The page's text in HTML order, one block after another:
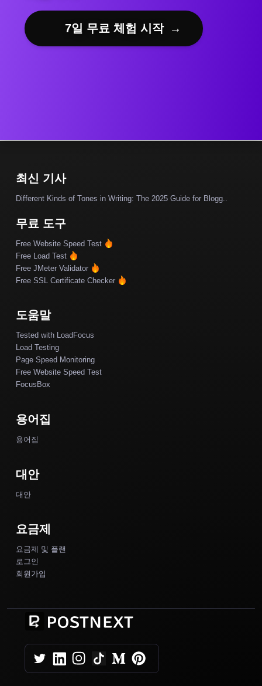
7일 무료 체험 시작 →
최신 기사
Different Kinds of Tones in Writing: The 2025 Guide for Blogg..
무료 도구
Free Website Speed Test
Free Load Test
Free JMeter Validator
Free SSL Certificate Checker
도움말
Tested with LoadFocus
Load Testing
Page Speed Monitoring
Free Website Speed Test
FocusBox
용어집
용어집
대안
대안
요금제
요금제 및 플랜
로그인
회원가입